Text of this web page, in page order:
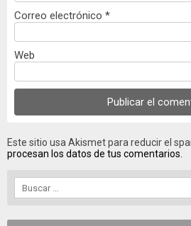
Correo electrónico *
Web
Este sitio usa Akismet para reducir el
procesan los datos de tus comentarios.